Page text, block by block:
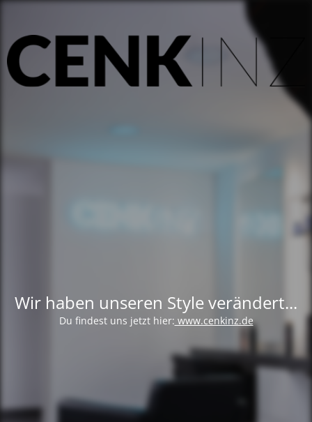
Wir haben unseren Style verändert...
Du findest uns jetzt hier: www.cenkinz.de